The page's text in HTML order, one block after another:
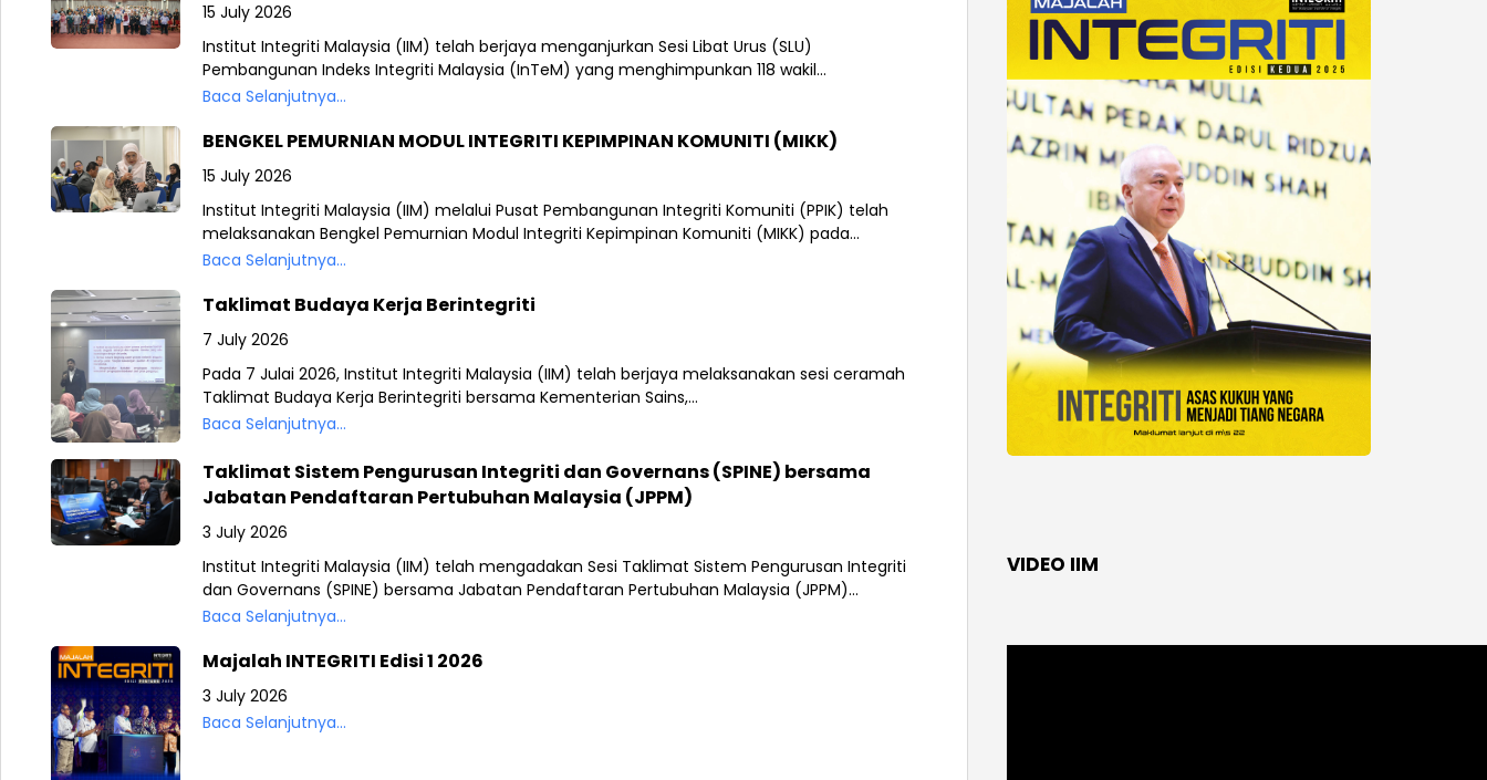
15 July 2026
Institut Integriti Malaysia (IIM) telah berjaya menganjurkan Sesi Libat Urus (SLU)
Pembangunan Indeks Integriti Malaysia (InTeM) yang menghimpunkan 118 wakil...
Baca Selanjutnya...
BENGKEL PEMURNIAN MODUL INTEGRITI KEPIMPINAN KOMUNITI (MIKK)
15 July 2026
Institut Integriti Malaysia (IIM) melalui Pusat Pembangunan Integriti Komuniti (PPIK) telah
melaksanakan Bengkel Pemurnian Modul Integriti Kepimpinan Komuniti (MIKK) pada...
Baca Selanjutnya...
Taklimat Budaya Kerja Berintegriti
7 July 2026
Pada 7 Julai 2026, Institut Integriti Malaysia (IIM) telah berjaya melaksanakan sesi ceramah
Taklimat Budaya Kerja Berintegriti bersama Kementerian Sains,...
Baca Selanjutnya...
Taklimat Sistem Pengurusan Integriti dan Governans (SPINE) bersama
Jabatan Pendaftaran Pertubuhan Malaysia (JPPM)
3 July 2026
Institut Integriti Malaysia (IIM) telah mengadakan Sesi Taklimat Sistem Pengurusan Integriti
dan Governans (SPINE) bersama Jabatan Pendaftaran Pertubuhan Malaysia (JPPM)...
Baca Selanjutnya...
Majalah INTEGRITI Edisi 1 2026
3 July 2026
Baca Selanjutnya...
VIDEO IIM